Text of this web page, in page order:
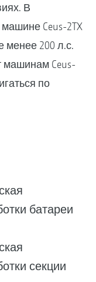
В
Ceus-2TX
менее 200 л.с.
машинам Ceus-
по
батареи
секции